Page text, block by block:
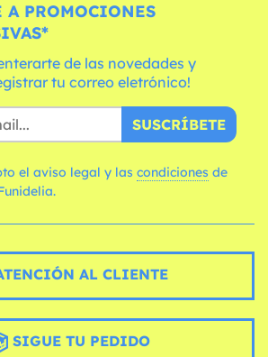
A PROMOCIONES
de las novedades y
tu correo eletrónico!
SUSCRÍBETE
el aviso legal y las condiciones
AL CLIENTE
SIGUE TU PEDIDO